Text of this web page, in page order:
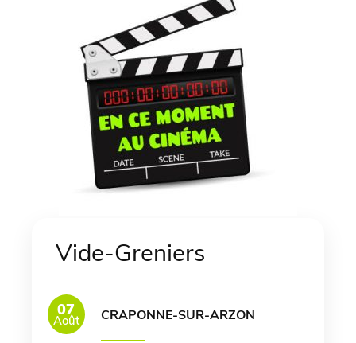
Vide-Greniers
07
Août CRAPONNE-SUR-ARZON